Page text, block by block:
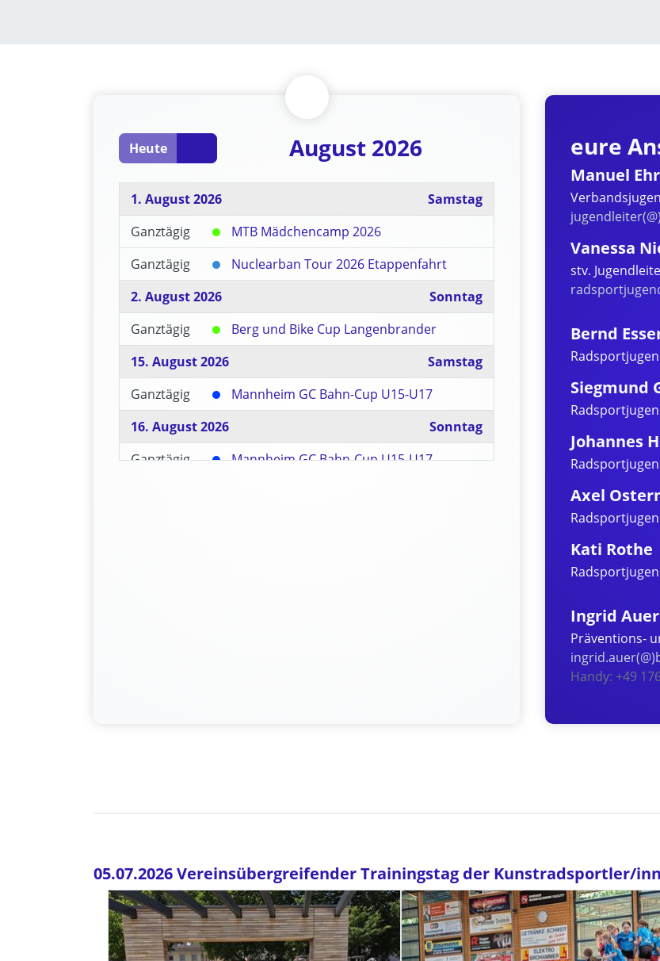
Heute August 2026
1. August 2026
Samstag
Ganztägig
MTB Mädchencamp 2026
Ganztägig
Nuclearban Tour 2026 Etappenfahrt
2. August 2026
Sonntag
Ganztägig
Berg und Bike Cup Langenbrander
15. August 2026
Samstag
Ganztägig
Mannheim GC Bahn-Cup U15-U17
16. August 2026
Sonntag
Ganztägig
Mannheim GC Bahn-Cup U15-U17
eure
Manuel
Vanessa
stv.
Bernd
Siegmund
Johannes
Axel
Kati Rothe
Ingrid Auer
Präventions-
Handy: +49
05.07.2026 Vereinsübergreifender Trainingstag der Kunstradsportler/